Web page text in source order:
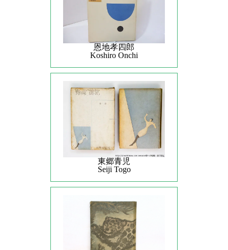
恩地孝四郎
Koshiro Onchi
東郷青児
Seiji Togo